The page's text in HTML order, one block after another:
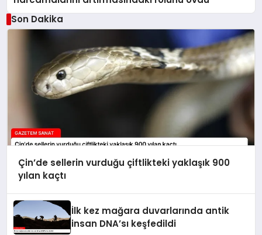
Son Dakika
Çin’de sellerin vurduğu çiftlikteki yaklaşık 900
yılan kaçtı
İlk kez mağara duvarlarında antik
insan DNA’sı keşfedildi